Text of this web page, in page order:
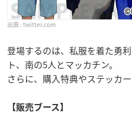
twitter.com
登場するのは、私服を着た勇
ト、南の5人とマッカチン。
さらに、購入特典やステッカ
【販売ブース】